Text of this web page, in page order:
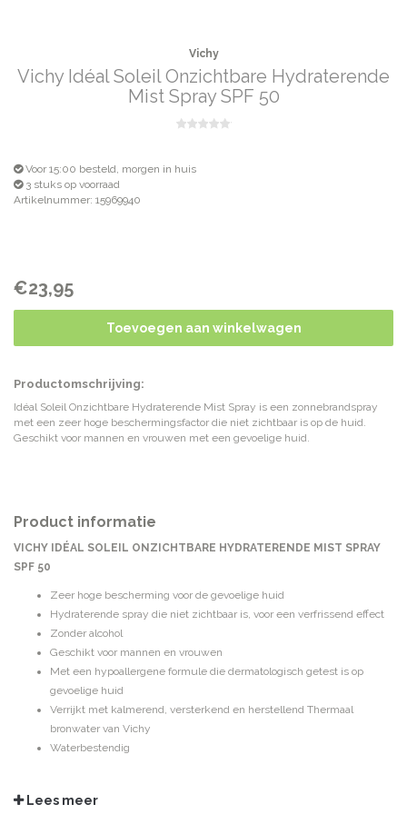
Vichy
Vichy Idéal Soleil Onzichtbare Hydraterende
Mist Spray SPF 50
Voor 15:00 besteld, morgen in huis
3 stuks op voorraad
Artikelnummer: 15969940
€23,95
Toevoegen aan winkelwagen
Productomschrijving:
Idéal Soleil Onzichtbare Hydraterende Mist Spray is een zonnebrandspray
met een zeer hoge beschermingsfactor die niet zichtbaar is op de huid.
Geschikt voor mannen en vrouwen met een gevoelige huid.
Product informatie
VICHY IDÉAL SOLEIL ONZICHTBARE HYDRATERENDE MIST SPRAY
SPF 50
Zeer hoge bescherming voor de gevoelige huid
Hydraterende spray die niet zichtbaar is, voor een verfrissend effect
Zonder alcohol
Geschikt voor mannen en vrouwen
Met een hypoallergene formule die dermatologisch getest is op
gevoelige huid
Verrijkt met kalmerend, versterkend en herstellend Thermaal
bronwater van Vichy
Waterbestendig
Goed schudden voor gebruik, totdat het kogeltje te horen is. De spray vlak
Lees meer